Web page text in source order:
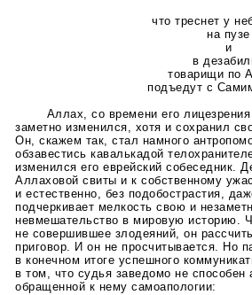
что треснет у
на пузе
и
в
товарищи по
подъедут с
Аллах, со времени его
заметно изменился, хотя и сохранил
Он, скажем так, стал намного
обзавестись кавалькадой
изменился его еврейский собеседник.
Аллаховой свиты и к собственному
и естественно, без подобострастия,
подчеркивает мелкость свою и
невмешательство в мировую историю.
не совершившее злодеяний, он
приговор. И он не просчитывается. Но
в конечном итоге успешного
в том, что судья заведомо не способен
обращенной к нему самоапологии: